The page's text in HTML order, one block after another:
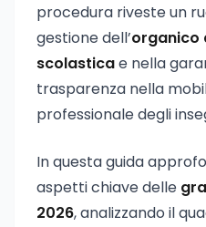
procedura riveste un
gestione dell’organico
scolasticae nella
trasparenza nella
professionale degli
In questa guida
aspetti chiave delle
2026, analizzando il